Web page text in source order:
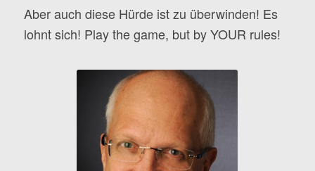
Aber auch diese Hürde ist zu überwinden! Es
lohnt sich! Play the game, but by YOUR rules!